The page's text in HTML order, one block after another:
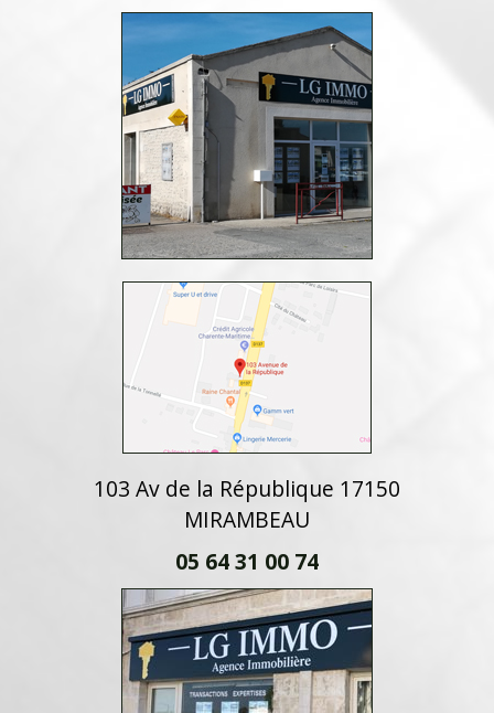
103 Av de la République 17150
MIRAMBEAU
05 64 31 00 74